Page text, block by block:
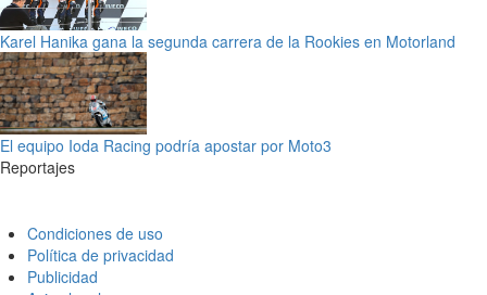
Karel Hanika gana la segunda carrera de la Rookies en Motorland
El equipo Ioda Racing podría apostar por Moto3
Reportajes
Condiciones de uso
Política de privacidad
Publicidad